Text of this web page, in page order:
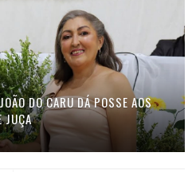
DO CARU DÁ POSSE AOS
JUÇA